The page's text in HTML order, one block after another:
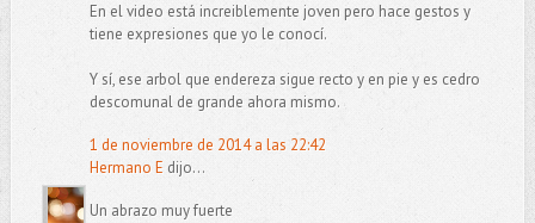
En el video está increiblemente joven pero hace gestos y
tiene expresiones que yo le conocí.
Y sí, ese arbol que endereza sigue recto y en pie y es cedro
descomunal de grande ahora mismo.
1 de noviembre de 2014 a las 22:42
Hermano E dijo...
Un abrazo muy fuerte